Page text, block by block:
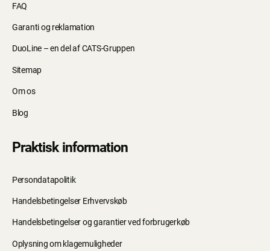
FAQ
Garanti og reklamation
DuoLine – en del af CATS-Gruppen
Sitemap
Om os
Blog
Praktisk information
Persondatapolitik
Handelsbetingelser Erhvervskøb
Handelsbetingelser og garantier ved forbrugerkøb
Oplysning om klagemuligheder